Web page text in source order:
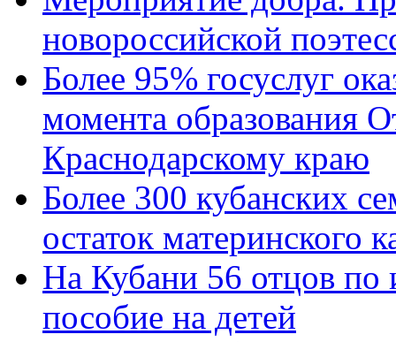
новороссийской
Более 95% госуслуг
момента образования
Краснодарскому краю
Более 300 кубанских
остаток материнского
На Кубани 56 отцов по
пособие на детей